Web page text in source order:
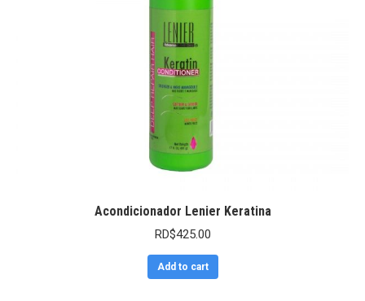
Acondicionador Lenier Keratina
RD$425.00
Add to cart